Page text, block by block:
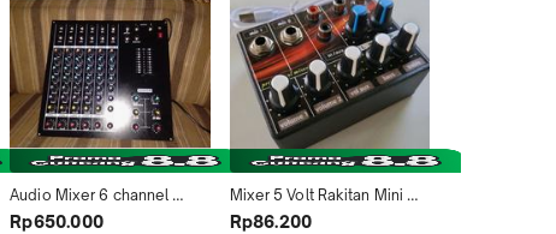
Audio Mixer 6 channel
Rakitan Kit Yamaha
Rp650.000
Mixer 5 Volt Rakitan Mini
dengan Bass Treble Audio
Rp86.200